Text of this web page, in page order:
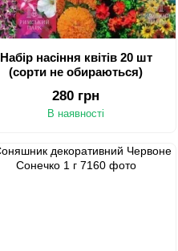
Набір насіння квітів 20 шт
(сорти не обираються)
280 грн
В наявності